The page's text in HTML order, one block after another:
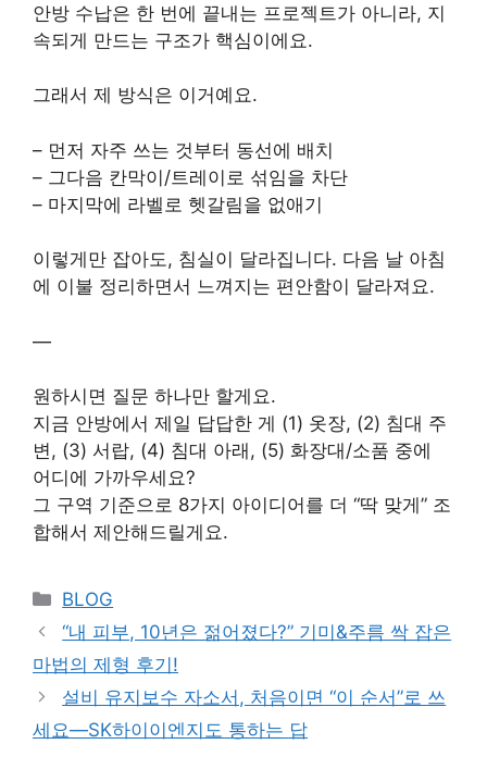
안방 수납은 한 번에 끝내는 프로젝트가 아니라, 지
속되게 만드는 구조가 핵심이에요.
그래서 제 방식은 이거예요.
– 먼저 자주 쓰는 것부터 동선에 배치
– 그다음 칸막이/트레이로 섞임을 차단
– 마지막에 라벨로 헷갈림을 없애기
이렇게만 잡아도, 침실이 달라집니다. 다음 날 아침
에 이불 정리하면서 느껴지는 편안함이 달라져요.
—
원하시면 질문 하나만 할게요.
지금 안방에서 제일 답답한 게 (1) 옷장, (2) 침대 주
변, (3) 서랍, (4) 침대 아래, (5) 화장대/소품 중에
어디에 가까우세요?
그 구역 기준으로 8가지 아이디어를 더 “딱 맞게” 조
합해서 제안해드릴게요.
Categories
BLOG
“내 피부, 10년은 젊어졌다?” 기미&주름 싹 잡은
마법의 제형 후기!
설비 유지보수 자소서, 처음이면 “이 순서”로 쓰
세요—SK하이이엔지도 통하는 답